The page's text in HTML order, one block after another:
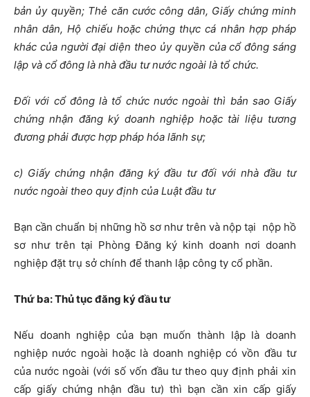
bản ủy quyền; Thẻ căn cước công dân, Giấy chứng minh
nhân dân, Hộ chiếu hoặc chứng thực cá nhân hợp pháp
khác của người đại diện theo ủy quyền của cổ đông sáng
lập và cổ đông là nhà đầu tư nước ngoài là tổ chức.
Đối với cổ đông là tổ chức nước ngoài thì bản sao Giấy
chứng nhận đăng ký doanh nghiệp hoặc tài liệu tương
đương phải được hợp pháp hóa lãnh sự;
c) Giấy chứng nhận đăng ký đầu tư đối với nhà đầu tư
nước ngoài theo quy định của Luật đầu tư
Bạn cần chuẩn bị những hồ sơ như trên và nộp tại nộp hồ
sơ như trên tại Phòng Đăng ký kinh doanh nơi doanh
nghiệp đặt trụ sở chính để thanh lập công ty cổ phần.
Thứ ba: Thủ tục đăng ký đầu tư
Nếu doanh nghiệp của bạn muốn thành lập là doanh
nghiệp nước ngoài hoặc là doanh nghiệp có vồn đầu tư
của nước ngoài (với số vốn đầu tư theo quy định phải xin
cấp giấy chứng nhận đầu tư) thì bạn cần xin cấp giấy